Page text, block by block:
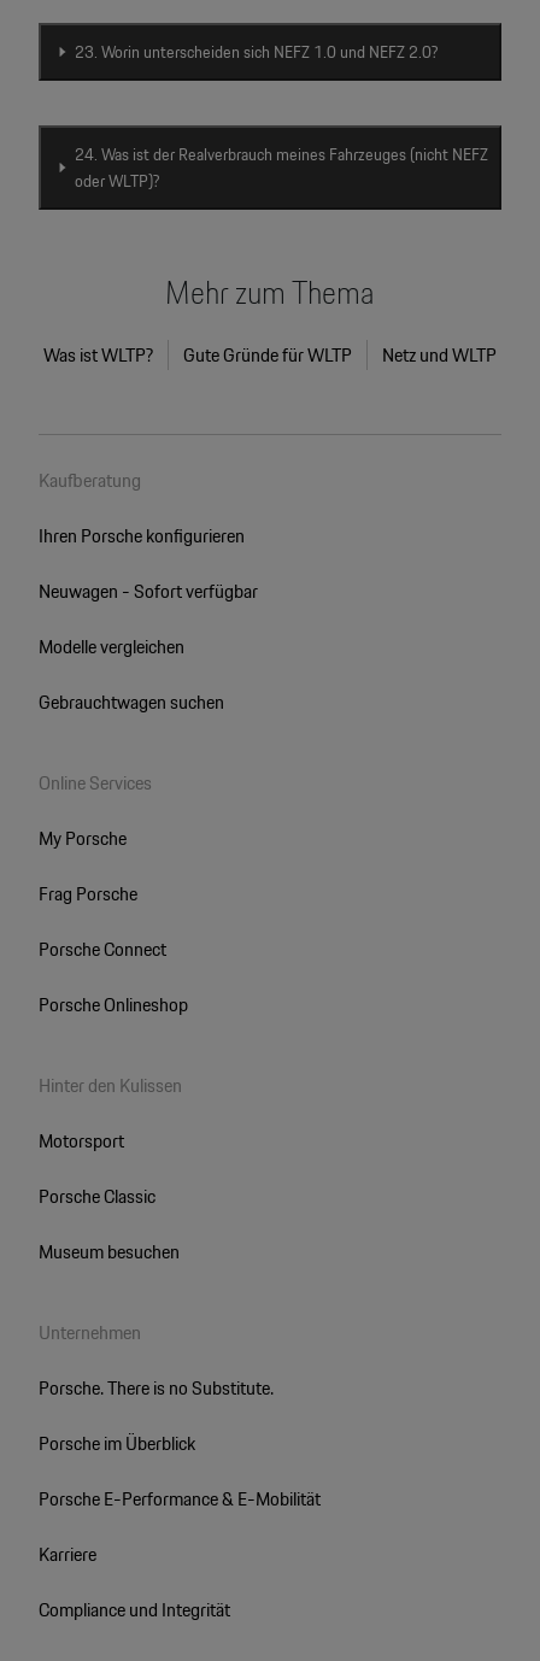
23. Worin unterscheiden sich NEFZ 1.0 und NEFZ 2.0?
24. Was ist der Realverbrauch meines Fahrzeuges (nicht NEFZ
oder WLTP)?
Mehr zum Thema
Was ist WLTP? Gute Gründe für WLTP Netz und WLTP
Kaufberatung
Ihren Porsche konfigurieren
Neuwagen - Sofort verfügbar
Modelle vergleichen
Gebrauchtwagen suchen
Online Services
My Porsche
Frag Porsche
Porsche Connect
Porsche Onlineshop
Hinter den Kulissen
Motorsport
Porsche Classic
Museum besuchen
Unternehmen
Porsche. There is no Substitute.
Porsche im Überblick
Porsche E-Performance & E-Mobilität
Karriere
Compliance und Integrität